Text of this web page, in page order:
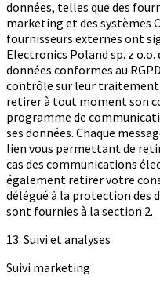
données, telles que des
marketing et des systèmes
fournisseurs externes ont
Electronics Poland sp. z
données conformes au
contrôle sur leur
retirer à tout moment son
programme de
ses données. Chaque
lien vous permettant de
cas des communications
également retirer votre
délégué à la protection des
sont fournies à la section 2.
13. Suivi et analyses
Suivi marketing